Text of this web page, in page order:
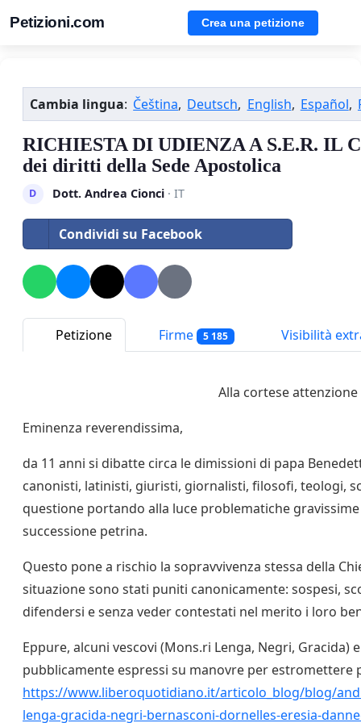
Petizioni.com Crea una petizione
Cambia lingua: Čeština, Deutsch, English, Español,
RICHIESTA DI UDIENZA A S.E.R. IL
dei diritti della Sede Apostolica
D Dott. Andrea Cionci· IT
Condividi su Facebook
Petizione Firme 5 185 Visibilità
Alla cortese attenzione
Eminenza reverendissima,
da 11 anni si dibatte circa le dimissioni di papa
canonisti, latinisti, giuristi, giornalisti, filosofi, teologi,
questione portando alla luce problematiche
successione petrina.
Questo pone a rischio la sopravvivenza stessa della
situazione sono stati puniti canonicamente: sospesi,
difendersi e senza veder contestati nel merito i loro
Eppure, alcuni vescovi (Mons.ri Lenga, Negri,
pubblicamente espressi su manovre per estromettere
https://www.liberoquotidiano.it/articolo_blog/blog/
lenga-gracida-negri-bernasconi-dornelles-eresia-